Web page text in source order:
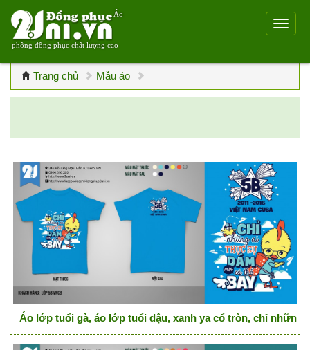
Áo
phông đồng phục chất lượng cao
Trang chủ Mẫu áo
Áo lớp tuổi gà, áo lớp tuổi dậu, xanh ya cổ tròn, chỉ những